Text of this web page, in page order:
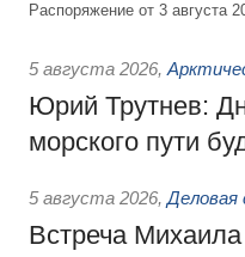
Распоряжение от 3 августа
5 августа 2026,
Юрий Трутнев:
морского пути
5 августа 2026, Деловая
Встреча